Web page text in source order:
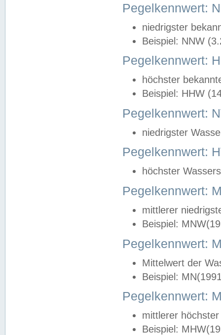
Pegelkennwert:
niedrigster
Beispiel: NNW
Pegelkennwert:
höchster
Beispiel: HHW
Pegelkennwert:
niedrigster
Pegelkennwert:
höchster
Pegelkennwert:
mittlerer
Beispiel:
Pegelkennwert:
Mittelwert der
Beispiel:
Pegelkennwert:
mittlerer
Beispiel: